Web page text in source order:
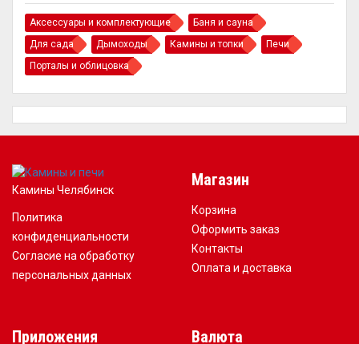
Аксессуары и комплектующие
Баня и сауна
Для сада
Дымоходы Камины и топки
Печи
Порталы и облицовка
Камины Челябинск
Политика
конфиденциальности
Согласие на обработку
персональных данных
Магазин
Корзина
Оформить заказ
Контакты
Оплата и доставка
Приложения Валюта